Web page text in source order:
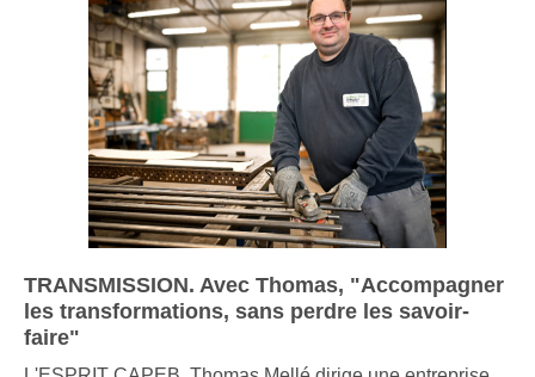
TRANSMISSION. Avec Thomas, "Accompagner
les transformations, sans perdre les savoir-